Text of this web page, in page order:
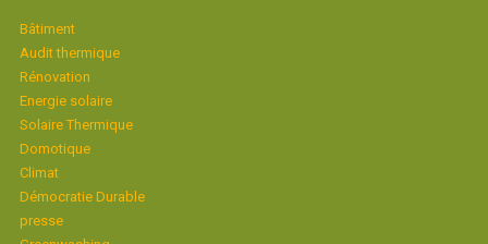
Bâtiment
Audit thermique
Rénovation
Energie solaire
Solaire Thermique
Domotique
Climat
Démocratie Durable
presse